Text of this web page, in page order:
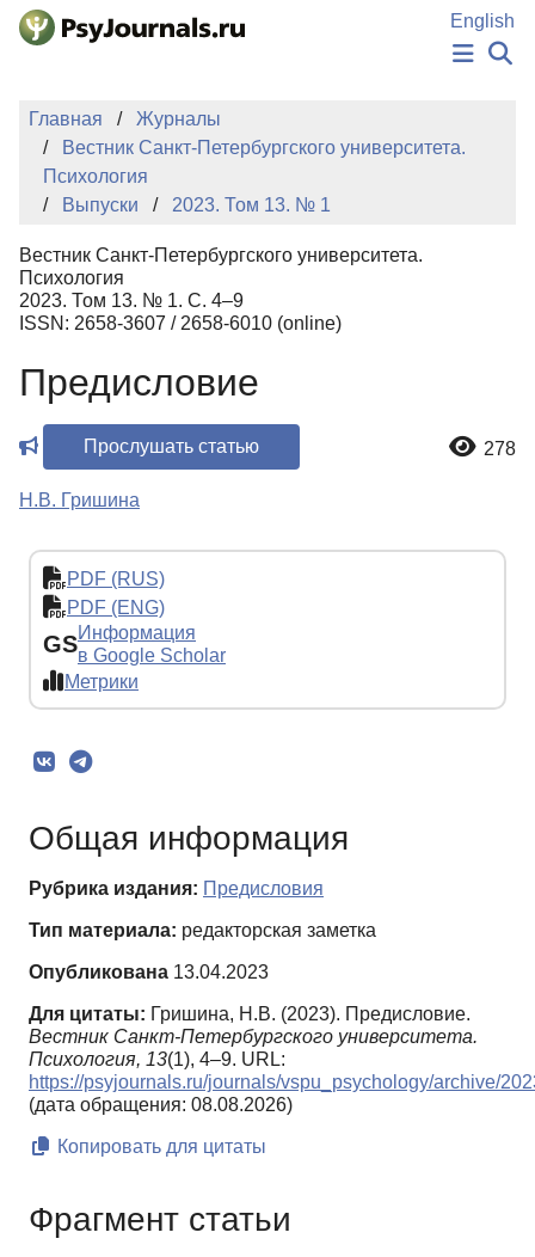
Перейти к основному содержанию
English
НОВОСТИ
ИЗДАНИЯ
АВТОРЫ
БАЗА ЗНАНИЙ
КЛЮЧЕВЫЕ СЛОВА
Регистрация
Главная
Журналы
Вестник Санкт-Петербургского университета.
Психология
Выпуски
2023. Том 13. № 1
Вестник Санкт-Петербургского университета.
Психология
2023. Том 13. № 1. С. 4–9
ISSN: 2658-3607 / 2658-6010 (online)
Предисловие
Прослушать статью 278
Н.В. Гришина
PDF (RUS)
PDF (ENG)
GSИнформация
в Google Scholar
Метрики
Общая информация
Рубрика издания: Предисловия
Тип материала: редакторская заметка
Опубликована 13.04.2023
Для цитаты: Гришина, Н.В. (2023). Предисловие.
Вестник Санкт-Петербургского университета.
Психология, 13(1), 4–9. URL:
https://psyjournals.ru/journals/vspu_psychology/archive/
(дата обращения: 08.08.2026)
Копировать для цитаты
Фрагмент статьи